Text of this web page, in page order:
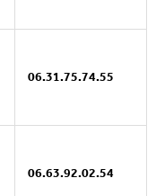
06.31.75.74.55
06.63.92.02.54